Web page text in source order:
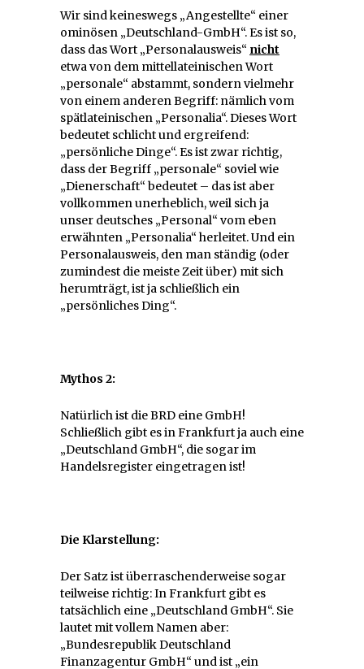
Wir sind keineswegs „Angestellte“ einer
ominösen „Deutschland-GmbH“. Es ist so,
dass das Wort „Personalausweis“ nicht
etwa von dem mittellateinischen Wort
„personale“ abstammt, sondern vielmehr
von einem anderen Begriff: nämlich vom
spätlateinischen „Personalia“. Dieses Wort
bedeutet schlicht und ergreifend:
„persönliche Dinge“. Es ist zwar richtig,
dass der Begriff „personale“ soviel wie
„Dienerschaft“ bedeutet – das ist aber
vollkommen unerheblich, weil sich ja
unser deutsches „Personal“ vom eben
erwähnten „Personalia“ herleitet. Und ein
Personalausweis, den man ständig (oder
zumindest die meiste Zeit über) mit sich
herumträgt, ist ja schließlich ein
„persönliches Ding“.
Mythos 2:
Natürlich ist die BRD eine GmbH!
Schließlich gibt es in Frankfurt ja auch eine
„Deutschland GmbH“, die sogar im
Handelsregister eingetragen ist!
Die Klarstellung:
Der Satz ist überraschenderweise sogar
teilweise richtig: In Frankfurt gibt es
tatsächlich eine „Deutschland GmbH“. Sie
lautet mit vollem Namen aber:
„Bundesrepublik Deutschland
Finanzagentur GmbH“ und ist „ein